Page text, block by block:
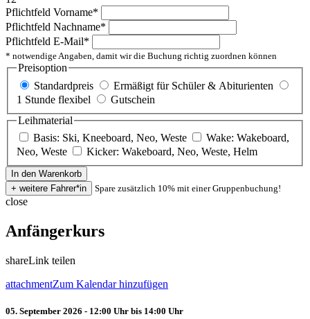
Pflichtfeld Vorname*
Pflichtfeld Nachname*
Pflichtfeld E-Mail*
* notwendige Angaben, damit wir die Buchung richtig zuordnen können
Preisoption
Standardpreis
Ermäßigt für Schüler & Abiturienten
1 Stunde flexibel
Gutschein
Leihmaterial
Basis: Ski, Kneeboard, Neo, Weste
Wake: Wakeboard,
Neo, Weste
Kicker: Wakeboard, Neo, Weste, Helm
Spare zusätzlich 10% mit einer Gruppenbuchung!
close
Anfängerkurs
shareLink teilen
attachmentZum Kalendar hinzufügen
05. September 2026 - 12:00 Uhr bis 14:00 Uhr